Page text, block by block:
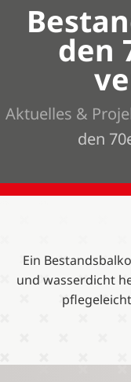
den
Aktuelles &
den
Ein
und wasserdicht